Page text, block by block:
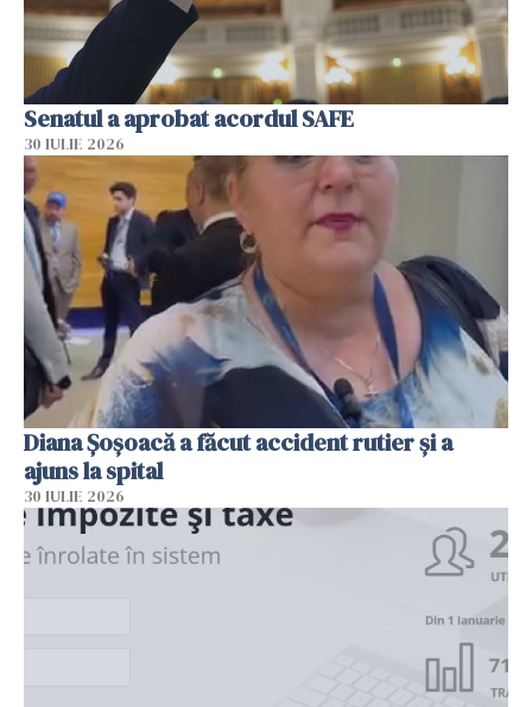
Senatul a aprobat acordul SAFE
30 IULIE 2026
Diana Șoșoacă a făcut accident rutier și a
ajuns la spital
30 IULIE 2026